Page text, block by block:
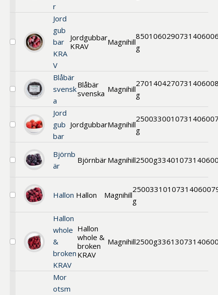
r
Välj
Jord
gub
bar
KRA
V
Jordgubbar
KRAV
Magnihill
850
g
106029
Välj
svenska
Blåbär
svensk
a
Blåbär
svenska Magnihill
270
g
140427
Välj
Jord
gub
bar
JordgubbarMagnihill
2500
g
33001
Välj
Björnb
är
BjörnbärMagnihill2500g33401
Välj
Hallon Hallon Magnihill
2500
g
33101
Välj
&
Hallon
whole
&
broken
KRAV
Hallon
whole &
broken
KRAV
Magnihill2500g33613
Mor
otsm